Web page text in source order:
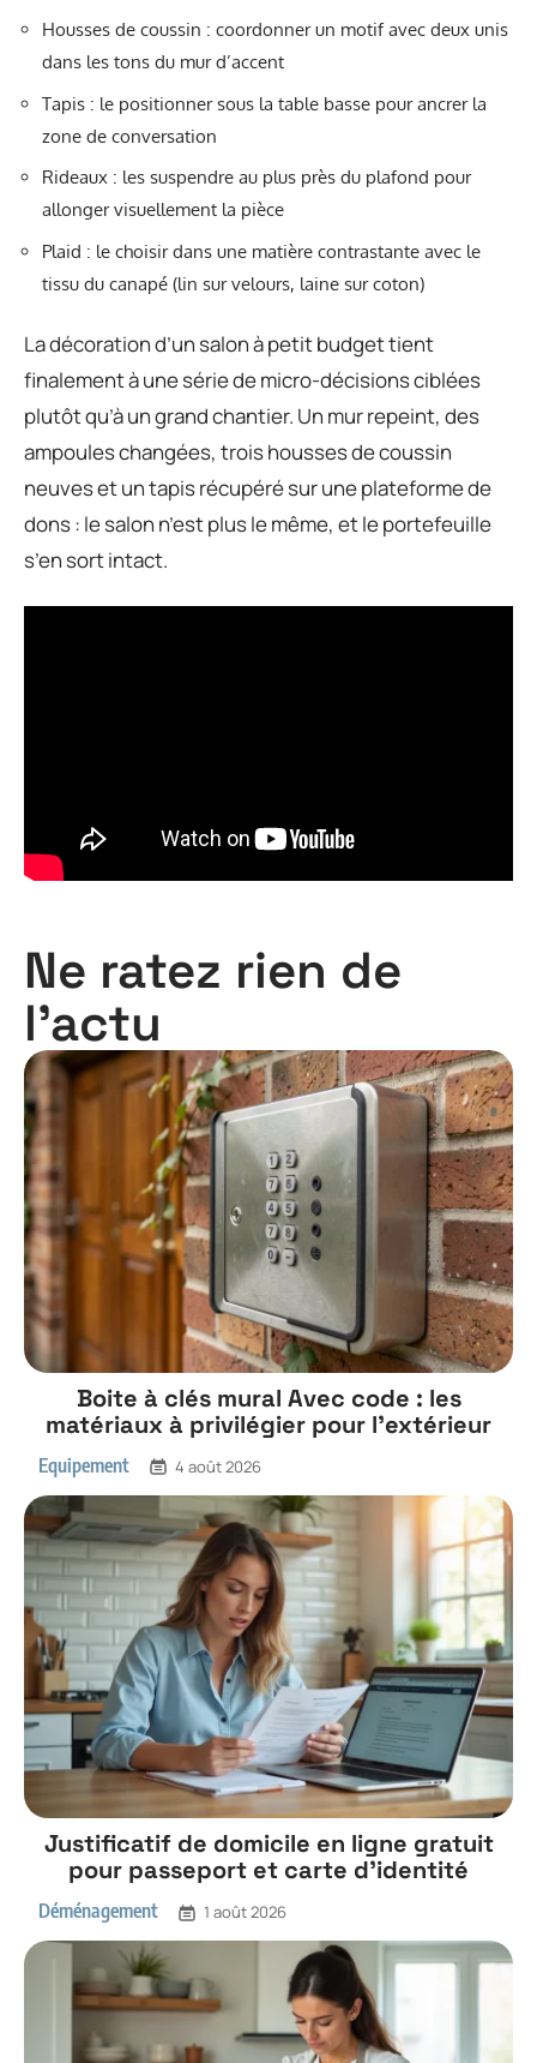
Housses de coussin : coordonner un motif avec deux unis
dans les tons du mur d’accent
Tapis : le positionner sous la table basse pour ancrer la
zone de conversation
Rideaux : les suspendre au plus près du plafond pour
allonger visuellement la pièce
Plaid : le choisir dans une matière contrastante avec le
tissu du canapé (lin sur velours, laine sur coton)
La décoration d’un salon à petit budget tient
finalement à une série de micro-décisions ciblées
plutôt qu’à un grand chantier. Un mur repeint, des
ampoules changées, trois housses de coussin
neuves et un tapis récupéré sur une plateforme de
dons : le salon n’est plus le même, et le portefeuille
s’en sort intact.
Ne ratez rien de
l'actu
Boite à clés mural Avec code : les
matériaux à privilégier pour l’extérieur
Equipement 4 août 2026
Justificatif de domicile en ligne gratuit
pour passeport et carte d’identité
Déménagement 1 août 2026